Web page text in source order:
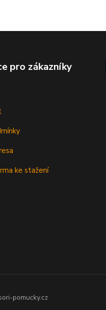
pro zákazníky
ke stažení
pomucky.cz